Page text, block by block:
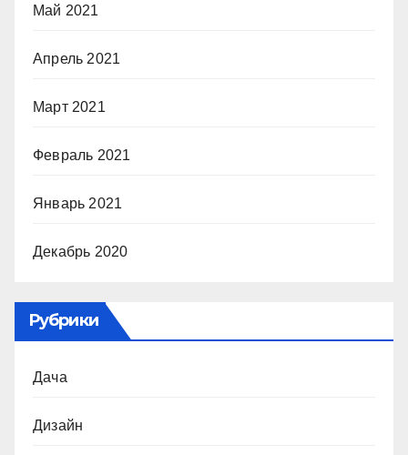
Май 2021
Апрель 2021
Март 2021
Февраль 2021
Январь 2021
Декабрь 2020
Рубрики
Дача
Дизайн